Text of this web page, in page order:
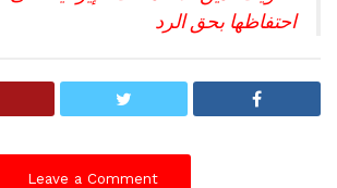
احتفاظها بحق الرد
Leave a Comment